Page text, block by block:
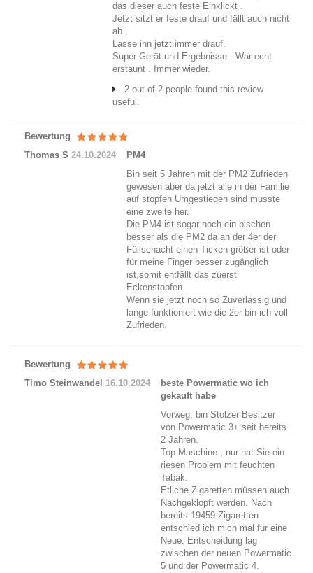
das dieser auch feste Einklickt .
Jetzt sitzt er feste drauf und fällt auch nicht
ab .
Lasse ihn jetzt immer drauf.
Super Gerät und Ergebnisse . War echt
erstaunt . Immer wieder.
2 out of 2 people found this review
useful.
Bewertung
Thomas S 24.10.2024
PM4
Bin seit 5 Jahren mit der PM2 Zufrieden
gewesen aber da jetzt alle in der Familie
auf stopfen Umgestiegen sind musste
eine zweite her.
Die PM4 ist sogar noch ein bischen
besser als die PM2 da an der 4er der
Füllschacht einen Ticken größer ist oder
für meine Finger besser zugänglich
ist,somit entfällt das zuerst
Eckenstopfen.
Wenn sie jetzt noch so Zuverlässig und
lange funktioniert wie die 2er bin ich voll
Zufrieden.
Bewertung
Timo Steinwandel 16.10.2024
beste Powermatic wo ich
gekauft habe
Vorweg, bin Stolzer Besitzer
von Powermatic 3+ seit bereits
2 Jahren.
Top Maschine , nur hat Sie ein
riesen Problem mit feuchten
Tabak.
Etliche Zigaretten müssen auch
Nachgeklopft werden. Nach
bereits 19459 Zigaretten
entschied ich mich mal für eine
Neue. Entscheidung lag
zwischen der neuen Powermatic
5 und der Powermatic 4.